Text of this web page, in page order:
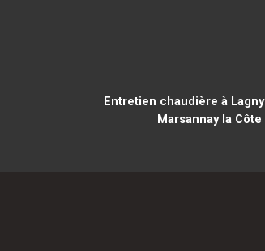
Entretien chaudière à
Marsannay la Côte